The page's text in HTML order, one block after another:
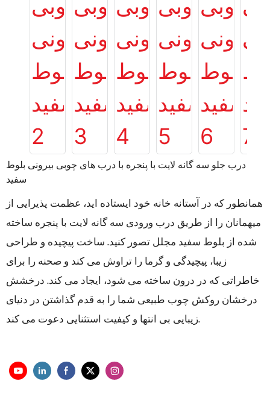
درب جلو سه گانه لایت با پنجره با درب های چوبی بیرونی بلوط
سفید
همانطور که در آستانه خانه خود ایستاده اید، عظمت پذیرایی از
میهمانان را از طریق درب ورودی سه گانه لایت با پنجره ساخته
شده از بلوط سفید مجلل تصور کنید. ساخت پیچیده و طراحی
زیبا، پیچیدگی و گرما را تراوش می کند و صحنه را برای
خاطراتی که در درون ساخته می شود، ایجاد می کند. درخشش
درخشان روکش چوب طبیعی شما را به قدم گذاشتن در دنیای
زیبایی بی انتها و کیفیت استثنایی دعوت می کند.